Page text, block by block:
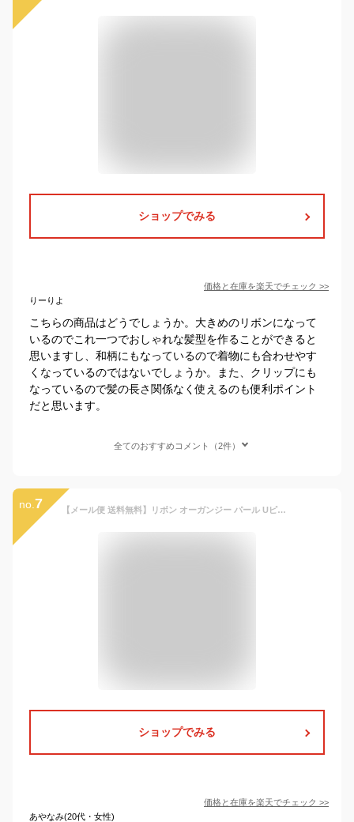
ショップでみる
価格と在庫を楽天でチェック >>
りーりよ
こちらの商品はどうでしょうか。大きめのリボンになって
いるのでこれ一つでおしゃれな髪型を作ることができると
思いますし、和柄にもなっているので着物にも合わせやす
くなっているのではないでしょうか。また、クリップにも
なっているので髪の長さ関係なく使えるのも便利ポイント
だと思います。
全てのおすすめコメント（2件）
no. 7 【メール便 送料無料】リボン オーガンジー パール Uピン 3本 プレゼント☆ セット ヘッドドレス ヘアアクセサリー 髪飾り ヘッドアクセ パールuピン ウェディング パーティー 結婚式 披露宴 ブライダル ウエディング 前撮り 和装 着物 浴衣
ショップでみる
価格と在庫を楽天でチェック >>
あやなみ(20代・女性)